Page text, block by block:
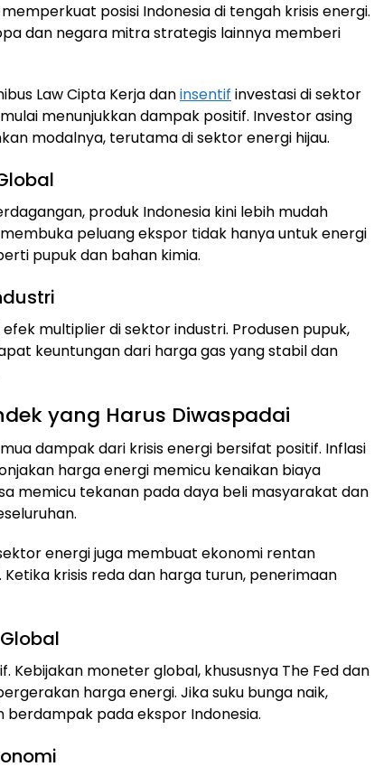
posisi Indonesia di tengah krisis energi.
dan negara mitra strategis lainnya memberi
Law Cipta Kerja daninsentif investasi di sektor
menunjukkan dampak positif. Investor asing
modalnya, terutama di sektor energi hijau.
produk Indonesia kini lebih mudah
peluang ekspor tidak hanya untuk energi
pupuk dan bahan kimia.
multiplier di sektor industri. Produsen pupuk,
keuntungan dari harga gas yang stabil dan
yang Harus Diwaspadai
dampak dari krisis energi bersifat positif. Inflasi
harga energi memicu kenaikan biaya
memicu tekanan pada daya beli masyarakat dan
energi juga membuat ekonomi rentan
krisis reda dan harga turun, penerimaan
Kebijakan moneter global, khususnya The Fed dan
harga energi. Jika suku bunga naik,
pada ekspor Indonesia.